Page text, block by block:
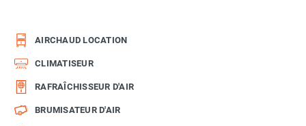
AIRCHAUD LOCATION
CLIMATISEUR
RAFRAÎCHISSEUR D'AIR
BRUMISATEUR D'AIR